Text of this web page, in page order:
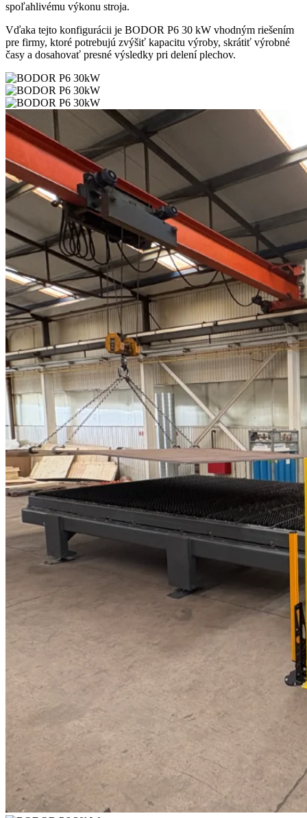
spoľahlivému výkonu stroja.
Vďaka tejto konfigurácii je BODOR P6 30 kW vhodným riešením
pre firmy, ktoré potrebujú zvýšiť kapacitu výroby, skrátiť výrobné
časy a dosahovať presné výsledky pri delení plechov.